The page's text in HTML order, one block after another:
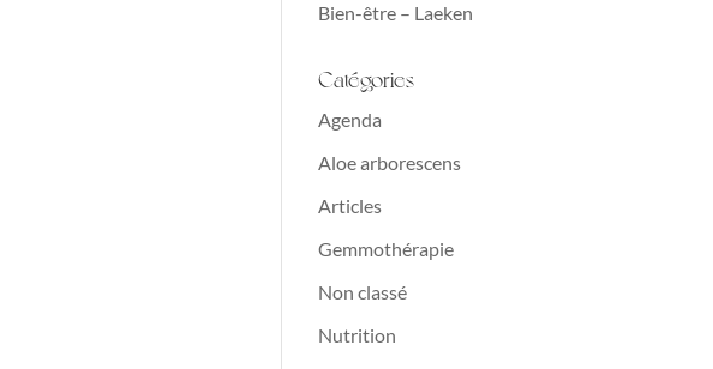
Bien-être – Laeken
Catégories
Agenda
Aloe arborescens
Articles
Gemmothérapie
Non classé
Nutrition